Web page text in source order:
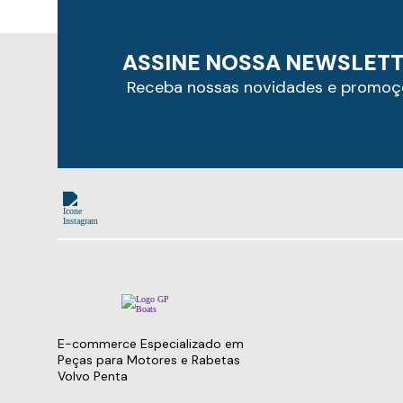
CNH
SHIBAURA
BOB CAT
JOHN DEERE
TIMKEN
ASSINE NOSSA
Receba nossas novidades e
E-commerce Especializado em
Peças para Motores e Rabetas
Volvo Penta